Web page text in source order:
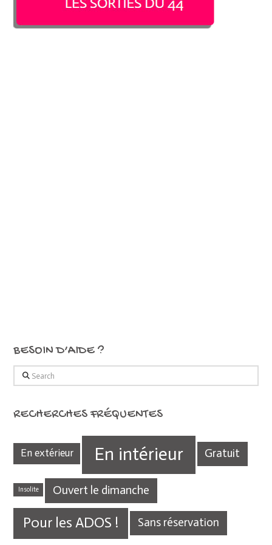
BESOIN D’AIDE ?
Search
RECHERCHES FRÉQUENTES
En extérieur En intérieur Gratuit
Insolite Ouvert le dimanche
Pour les ADOS ! Sans réservation